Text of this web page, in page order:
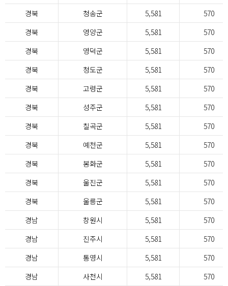
경북
청송군 5,581
570
경북
영양군 5,581
570
경북
영덕군 5,581
570
경북
청도군 5,581
570
경북
고령군 5,581
570
경북
성주군 5,581
570
경북
칠곡군 5,581
570
경북
예천군 5,581
570
경북
봉화군 5,581
570
경북
울진군 5,581
570
경북
울릉군 5,581
570
경남
창원시 5,581
570
경남
진주시 5,581
570
경남
통영시 5,581
570
경남
사천시 5,581
570